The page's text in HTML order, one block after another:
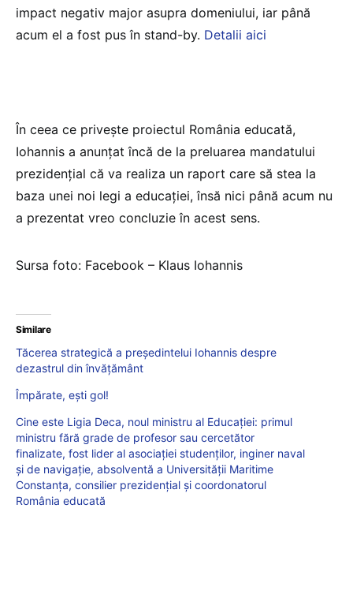
impact negativ major asupra domeniului, iar până
acum el a fost pus în stand-by. Detalii aici
În ceea ce privește proiectul România educată,
Iohannis a anunțat încă de la preluarea mandatului
prezidențial că va realiza un raport care să stea la
baza unei noi legi a educației, însă nici până acum nu
a prezentat vreo concluzie în acest sens.
Sursa foto: Facebook – Klaus Iohannis
Similare
Tăcerea strategică a președintelui Iohannis despre
dezastrul din învățământ
Împărate, ești gol!
Cine este Ligia Deca, noul ministru al Educației: primul
ministru fără grade de profesor sau cercetător
finalizate, fost lider al asociației studenților, inginer naval
și de navigație, absolventă a Universității Maritime
Constanța, consilier prezidențial și coordonatorul
România educată